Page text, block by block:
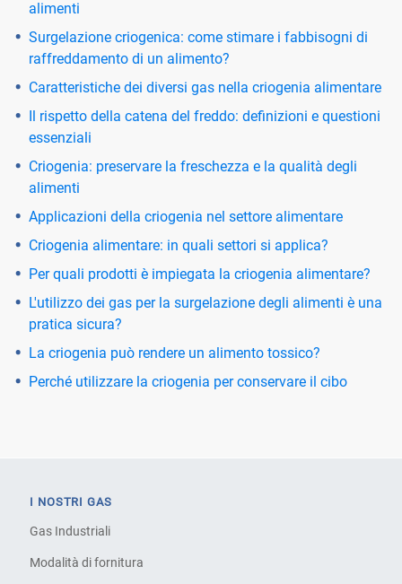
alimenti
Surgelazione criogenica: come stimare i fabbisogni di
raffreddamento di un alimento?
Caratteristiche dei diversi gas nella criogenia alimentare
Il rispetto della catena del freddo: definizioni e questioni
essenziali
Criogenia: preservare la freschezza e la qualità degli
alimenti
Applicazioni della criogenia nel settore alimentare
Criogenia alimentare: in quali settori si applica?
Per quali prodotti è impiegata la criogenia alimentare?
L'utilizzo dei gas per la surgelazione degli alimenti è una
pratica sicura?
La criogenia può rendere un alimento tossico?
Perché utilizzare la criogenia per conservare il cibo
I NOSTRI GAS
Gas Industriali
Modalità di fornitura